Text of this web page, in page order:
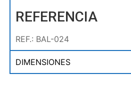
REFERENCIA
REF.: BAL-024
DIMENSIONES